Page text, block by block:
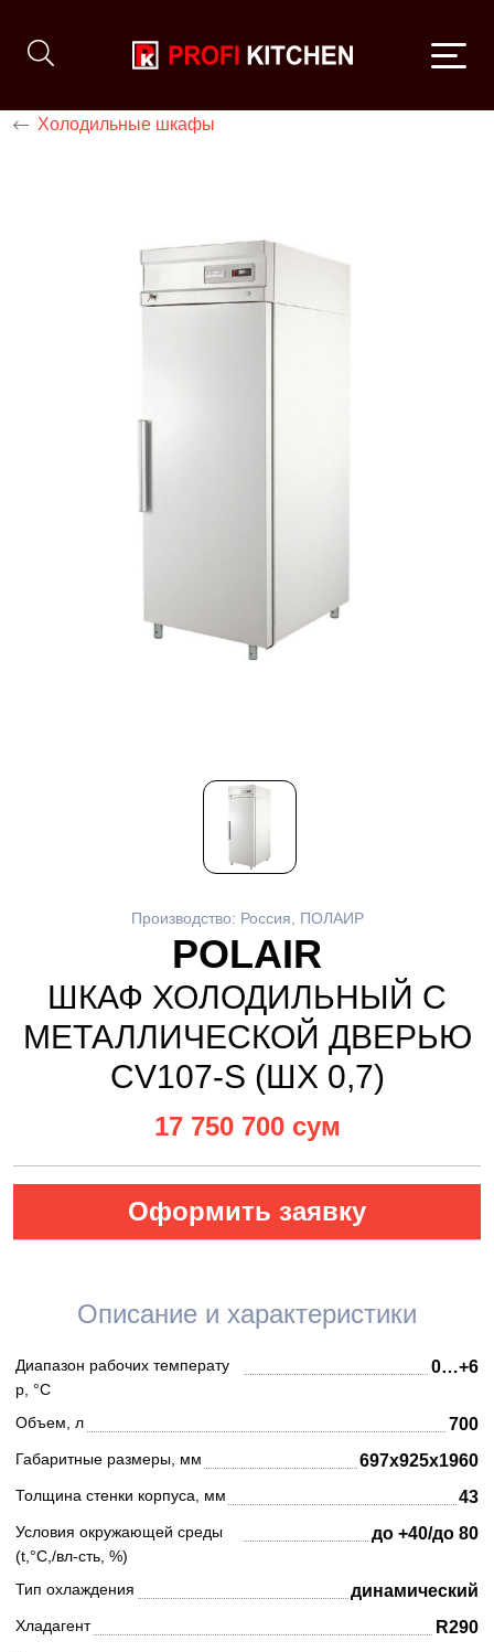
Холодильные шкафы
Производство: Россия, ПОЛАИР
POLAIR
ШКАФ ХОЛОДИЛЬНЫЙ C
МЕТАЛЛИЧЕСКОЙ ДВЕРЬЮ
CV107-S (ШХ 0,7)
17 750 700 сум
Оформить заявку
Описание и характеристики
Диапазон рабочих температу
р, °C
0…+6
Объем, л 700
Габаритные размеры, мм 697х925х1960
Толщина стенки корпуса, мм 43
Условия окружающей среды
(t,°C,/вл-сть, %)
до +40/до 80
Тип охлаждения динамический
Хладагент R290